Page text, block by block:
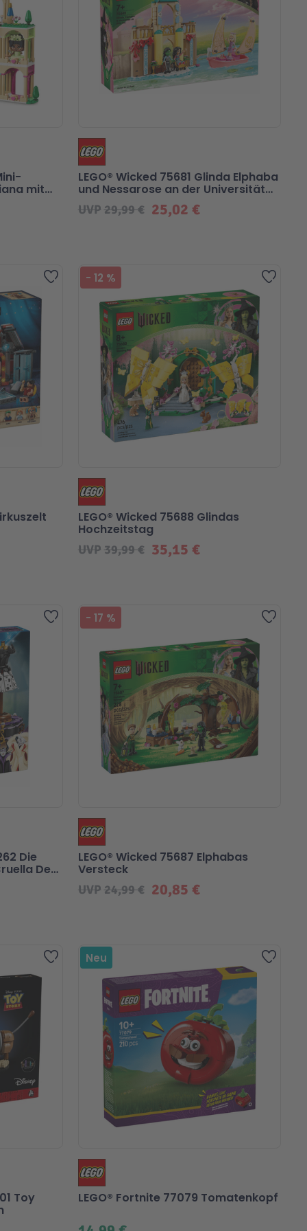
mit
25,02 €
UVP 29,99 €
LEGO® Wicked 75681 Glinda Elphaba
und Nessarose an der Universität
Zur Wunschliste hinzufügen Zur
- 12 %
Beliebt
35,15 €
UVP 39,99 €
LEGO® Wicked 75688 Glindas
Hochzeitstag
Zur Wunschliste hinzufügen
Die
De
Zur
- 17 %
Beliebt
20,85 €
UVP 24,99 €
LEGO® Wicked 75687 Elphabas
Versteck
Zur Wunschliste hinzufügen
Toy
Zur
Neu
LEGO® Fortnite 77079 Tomatenkopf